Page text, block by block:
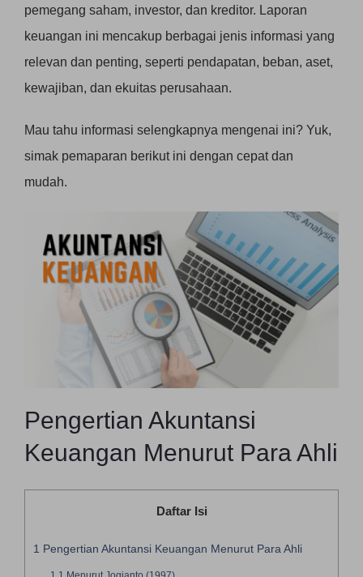
pemegang saham, investor, dan kreditor. Laporan
keuangan ini mencakup berbagai jenis informasi yang
relevan dan penting, seperti pendapatan, beban, aset,
kewajiban, dan ekuitas perusahaan.
Mau tahu informasi selengkapnya mengenai ini? Yuk,
simak pemaparan berikut ini dengan cepat dan
mudah.
Pengertian Akuntansi
Keuangan Menurut Para Ahli
Daftar Isi
1 Pengertian Akuntansi Keuangan Menurut Para Ahli